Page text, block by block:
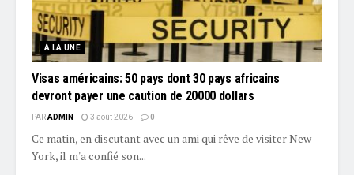
À LA UNE
Visas américains: 50 pays dont 30 pays africains
devront payer une caution de 20000 dollars
PARADMIN 3 août 2026 0
Ce matin, en discutant avec un ami qui rêve de visiter New
York, il m'a confié son...